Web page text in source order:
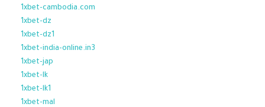
1xbet-cambodia.com
1xbet-dz
1xbet-dz1
1xbet-india-online.in3
1xbet-jap
1xbet-lk
1xbet-lk1
1xbet-mal